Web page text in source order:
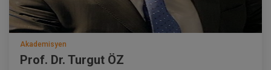
Akademisyen
Prof. Dr. Turgut ÖZ